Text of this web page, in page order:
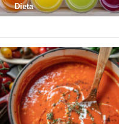
Dieta